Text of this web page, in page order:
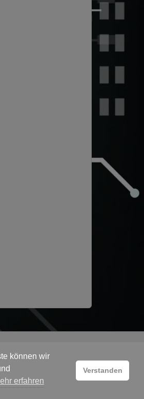
bei 424 Google-Rezensionen
können wir
erfahren
Verstanden